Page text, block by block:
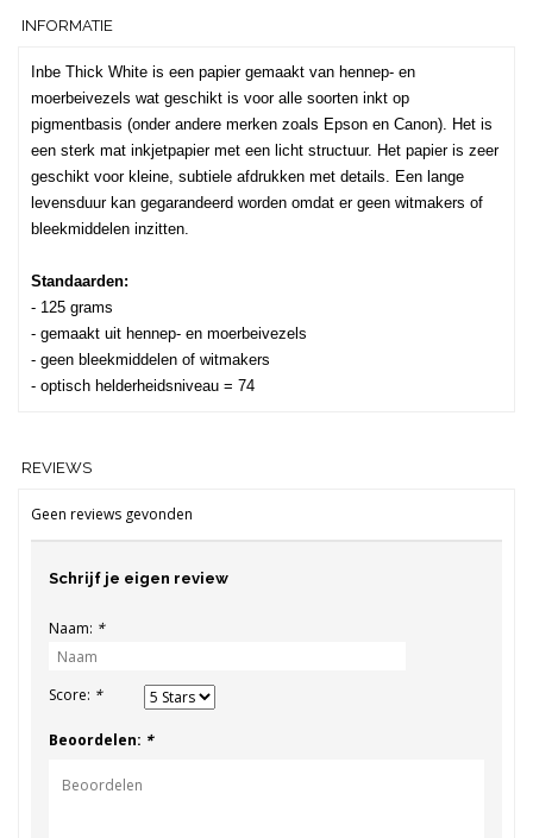
INFORMATIE
Inbe Thick White is een papier gemaakt van hennep- en
moerbeivezels wat geschikt is voor alle soorten inkt op
pigmentbasis (onder andere merken zoals Epson en Canon). Het is
een sterk mat inkjetpapier met een licht structuur. Het papier is zeer
geschikt voor kleine, subtiele afdrukken met details. Een lange
levensduur kan gegarandeerd worden omdat er geen witmakers of
bleekmiddelen inzitten.
Standaarden:
- 125 grams
- gemaakt uit hennep- en moerbeivezels
- geen bleekmiddelen of witmakers
- optisch helderheidsniveau = 74
REVIEWS
Geen reviews gevonden
Schrijf je eigen review
Naam: *
Score: *
Beoordelen: *